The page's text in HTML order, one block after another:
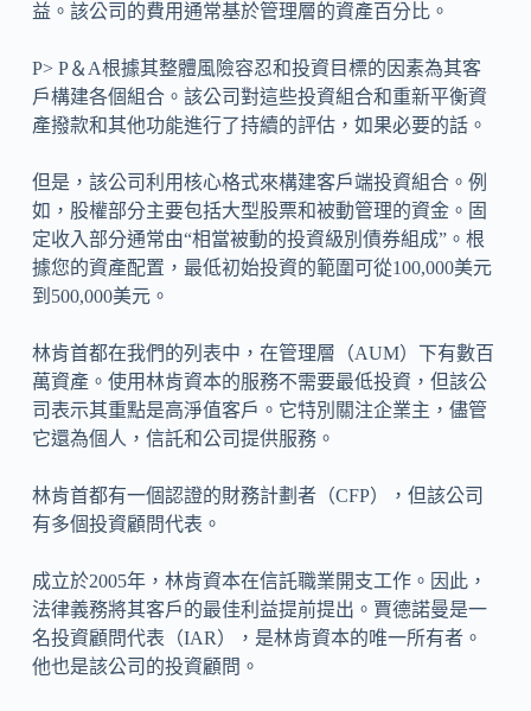
益。該公司的費用通常基於管理層的資產百分比。
P> P＆A根據其整體風險容忍和投資目標的因素為其客
戶構建各個組合。該公司對這些投資組合和重新平衡資
產撥款和其他功能進行了持續的評估，如果必要的話。
但是，該公司利用核心格式來構建客戶端投資組合。例
如，股權部分主要包括大型股票和被動管理的資金。固
定收入部分通常由“相當被動的投資級別債券組成”。根
據您的資產配置，最低初始投資的範圍可從100,000美元
到500,000美元。
林肯首都在我們的列表中，在管理層（AUM）下有數百
萬資產。使用林肯資本的服務不需要最低投資，但該公
司表示其重點是高淨值客戶。它特別關注企業主，儘管
它還為個人，信託和公司提供服務。
林肯首都有一個認證的財務計劃者（CFP），但該公司
有多個投資顧問代表。
成立於2005年，林肯資本在信託職業開支工作。因此，
法律義務將其客戶的最佳利益提前提出。賈德諾曼是一
名投資顧問代表（IAR），是林肯資本的唯一所有者。
他也是該公司的投資顧問。